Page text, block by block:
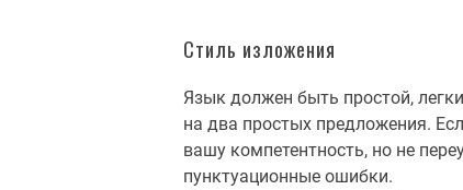
Стиль изложения
Язык должен быть простой,
на два простых предложения.
вашу компетентность, но не
пунктуационные ошибки.